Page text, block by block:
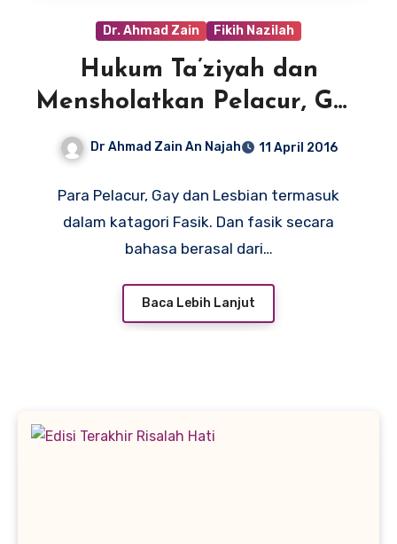
Dr. Ahmad Zain Fikih Nazilah
Hukum Ta’ziyah dan
Mensholatkan Pelacur, Gay
Dr Ahmad Zain An Najah 11 April 2016
Para Pelacur, Gay dan Lesbian termasuk
dalam katagori Fasik. Dan fasik secara
bahasa berasal dari…
Baca Lebih Lanjut